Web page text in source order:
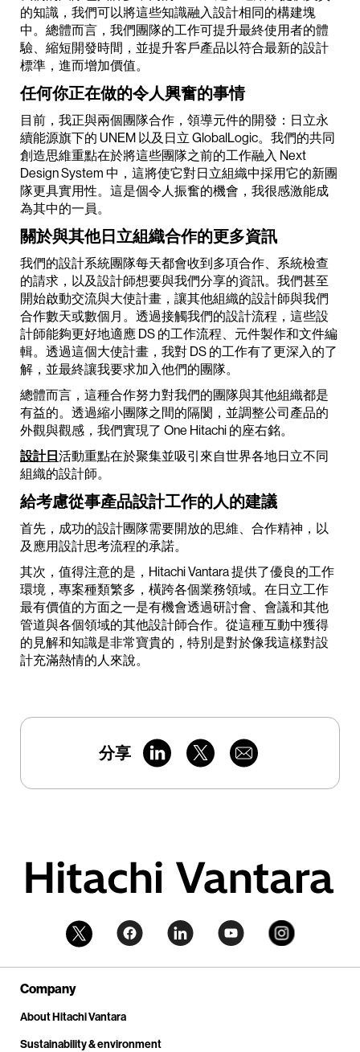
的知識，我們可以將這些知識融入設計相同的構建塊
中。總體而言，我們團隊的工作可提升最終使用者的體
驗、縮短開發時間，並提升客戶產品以符合最新的設計
標準，進而增加價值。
任何你正在做的令人興奮的事情
目前，我正與兩個團隊合作，領導元件的開發：日立永
續能源旗下的 UNEM 以及日立 GlobalLogic。我們的共同
創造思維重點在於將這些團隊之前的工作融入 Next
Design System 中，這將使它對日立組織中採用它的新團
隊更具實用性。這是個令人振奮的機會，我很感激能成
為其中的一員。
關於與其他日立組織合作的更多資訊
我們的設計系統團隊每天都會收到多項合作、系統檢查
的請求，以及設計師想要與我們分享的資訊。我們甚至
開始啟動交流與大使計畫，讓其他組織的設計師與我們
合作數天或數個月。透過接觸我們的設計流程，這些設
計師能夠更好地適應 DS 的工作流程、元件製作和文件編
輯。透過這個大使計畫，我對 DS 的工作有了更深入的了
解，並最終讓我要求加入他們的團隊。
總體而言，這種合作努力對我們的團隊與其他組織都是
有益的。透過縮小團隊之間的隔閡，並調整公司產品的
外觀與觀感，我們實現了 One Hitachi 的座右銘。
設計日活動重點在於聚集並吸引來自世界各地日立不同
組織的設計師。
給考慮從事產品設計工作的人的建議
首先，成功的設計團隊需要開放的思維、合作精神，以
及應用設計思考流程的承諾。
其次，值得注意的是，Hitachi Vantara 提供了優良的工作
環境，專案種類繁多，橫跨各個業務領域。在日立工作
最有價值的方面之一是有機會透過研討會、會議和其他
管道與各個領域的其他設計師合作。從這種互動中獲得
的見解和知識是非常寶貴的，特別是對於像我這樣對設
計充滿熱情的人來說。
分享
Company
About Hitachi Vantara
Sustainability & environment